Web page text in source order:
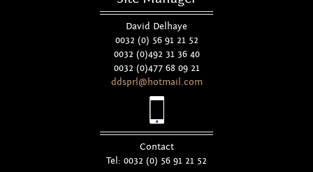
David Delhaye
0032 (0) 56 91 21 52
0032 (0)492 31 36 40
0032 (0)477 68 09 21
ddsprl@hotmail.com
Contact
Tel: 0032 (0) 56 91 21 52